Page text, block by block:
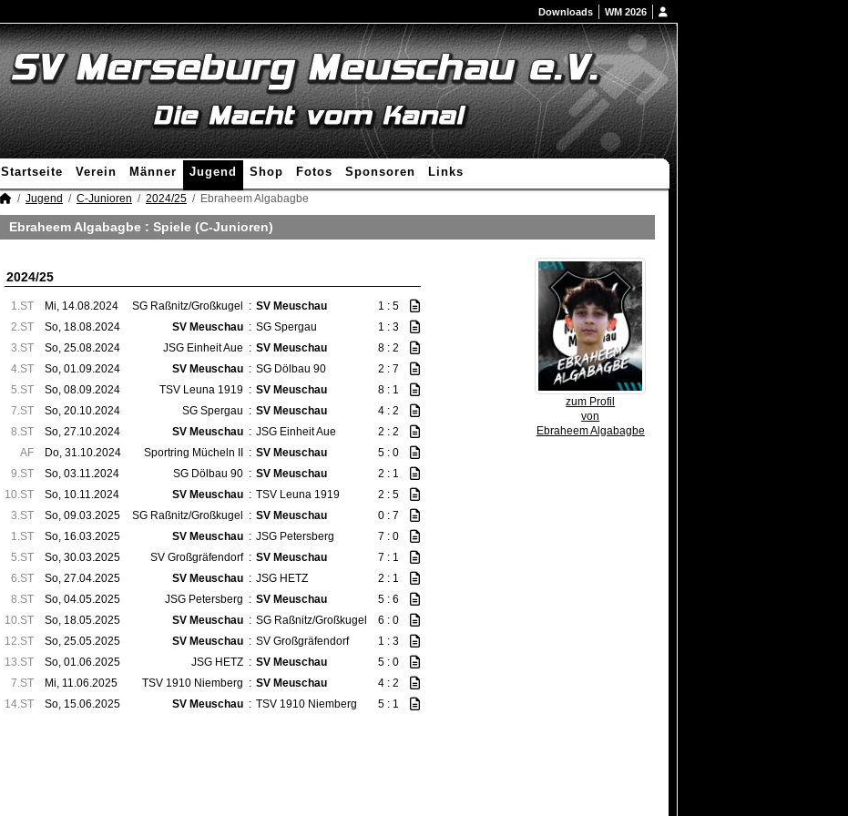
Downloads WM 2026
Startseite Verein Männer Jugend Shop Fotos Sponsoren Links
Jugend C-Junioren 2024/25 Ebraheem Algabagbe
Ebraheem Algabagbe : Spiele (C-Junioren)
zum Profil
von
Ebraheem Algabagbe
2024/25
1.ST Mi, 14.08.2024 SG Raßnitz/Großkugel : SV Meuschau
1 : 5
2.ST
So, 18.08.2024 SV Meuschau : SG Spergau
1 : 3
3.ST
So, 25.08.2024 JSG Einheit Aue : SV Meuschau
8 : 2
4.ST
So, 01.09.2024 SV Meuschau : SG Dölbau 90
2 : 7
5.ST
So, 08.09.2024 TSV Leuna 1919 : SV Meuschau
8 : 1
7.ST
So, 20.10.2024 SG Spergau : SV Meuschau
4 : 2
8.ST
So, 27.10.2024 SV Meuschau : JSG Einheit Aue
2 : 2
AF
Do, 31.10.2024 Sportring Mücheln II : SV Meuschau
5 : 0
9.ST
So, 03.11.2024 SG Dölbau 90 : SV Meuschau
2 : 1
10.ST
So, 10.11.2024 SV Meuschau : TSV Leuna 1919
2 : 5
3.ST
So, 09.03.2025 SG Raßnitz/Großkugel : SV Meuschau
0 : 7
1.ST
So, 16.03.2025 SV Meuschau : JSG Petersberg
7 : 0
5.ST
So, 30.03.2025 SV Großgräfendorf : SV Meuschau
7 : 1
6.ST
So, 27.04.2025 SV Meuschau : JSG HETZ
2 : 1
8.ST
So, 04.05.2025 JSG Petersberg : SV Meuschau
5 : 6
10.ST
So, 18.05.2025 SV Meuschau : SG Raßnitz/Großkugel
6 : 0
12.ST
So, 25.05.2025 SV Meuschau : SV Großgräfendorf
1 : 3
13.ST
So, 01.06.2025 JSG HETZ : SV Meuschau
5 : 0
7.ST
Mi, 11.06.2025 TSV 1910 Niemberg : SV Meuschau
4 : 2
14.ST
So, 15.06.2025 SV Meuschau : TSV 1910 Niemberg 5 : 1